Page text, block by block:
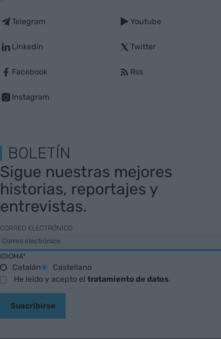
Telegram
Linkedin
Facebook
Instagram
Youtube
Twitter
Rss
BOLETÍN
Sigue nuestras mejores
historias, reportajes y
entrevistas.
CORREO ELECTRÓNICO
IDIOMA*
Catalán
Castellano
He leído y acepto el tratamiento de datos.
Suscribirse